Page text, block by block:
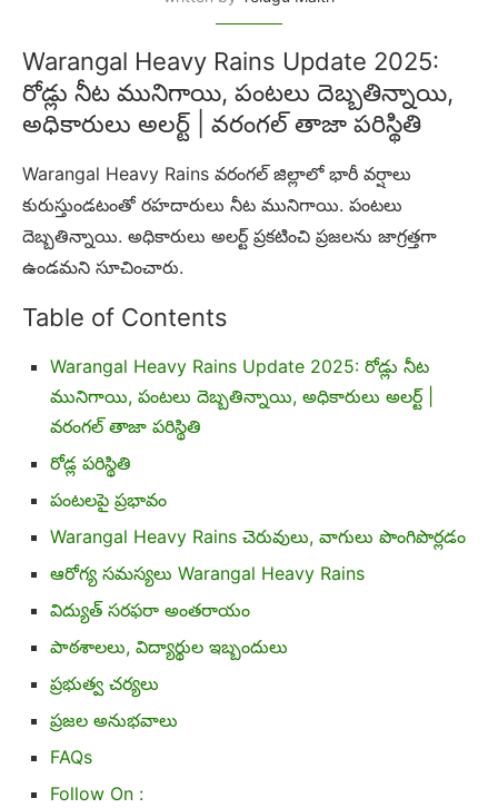
Warangal Heavy Rains Update 2025:
రోడ్లు నీట మునిగాయి, పంటలు దెబ్బతిన్నాయి,
అధికారులు అలర్ట్ | వరంగల్ తాజా పరిస్థితి
Warangal Heavy Rains వరంగల్ జిల్లాలో భారీ వర్షాలు
కురుస్తుండటంతో రహదారులు నీట మునిగాయి. పంటలు
దెబ్బతిన్నాయి. అధికారులు అలర్ట్ ప్రకటించి ప్రజలను జాగ్రత్తగా
ఉండమని సూచించారు.
Table of Contents
Warangal Heavy Rains Update 2025: రోడ్లు నీట
మునిగాయి, పంటలు దెబ్బతిన్నాయి, అధికారులు అలర్ట్ |
వరంగల్ తాజా పరిస్థితి
రోడ్ల పరిస్థితి
పంటలపై ప్రభావం
Warangal Heavy Rains చెరువులు, వాగులు పొంగిపొర్లడం
ఆరోగ్య సమస్యలు Warangal Heavy Rains
విద్యుత్ సరఫరా అంతరాయం
పాఠశాలలు, విద్యార్థుల ఇబ్బందులు
ప్రభుత్వ చర్యలు
ప్రజల అనుభవాలు
FAQs
Follow On :